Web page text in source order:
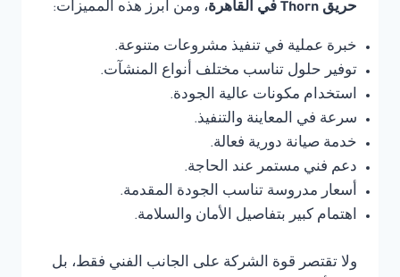
حريق Thorn في القاهرة
، ومن أبرز هذه المميزات:
خبرة عملية في تنفيذ مشروعات متنوعة.
توفير حلول تناسب مختلف أنواع المنشآت.
استخدام مكونات عالية الجودة.
سرعة في المعاينة والتنفيذ.
خدمة صيانة دورية فعالة.
دعم فني مستمر عند الحاجة.
أسعار مدروسة تناسب الجودة المقدمة.
اهتمام كبير بتفاصيل الأمان والسلامة.
ولا تقتصر قوة الشركة على الجانب الفني فقط، بل